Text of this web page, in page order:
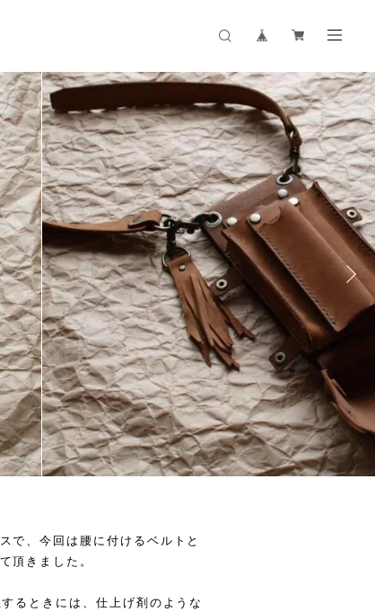
で、今回は腰に付けるベルトと
頂きました。
るときには、仕上げ剤のような